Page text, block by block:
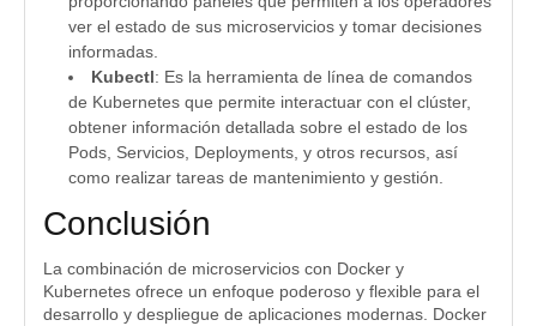
ver el estado de sus microservicios y tomar decisiones
informadas.
Kubectl: Es la herramienta de línea de comandos
de Kubernetes que permite interactuar con el clúster,
obtener información detallada sobre el estado de los
Pods, Servicios, Deployments, y otros recursos, así
como realizar tareas de mantenimiento y gestión.
Conclusión
La combinación de microservicios con Docker y
Kubernetes ofrece un enfoque poderoso y flexible para el
desarrollo y despliegue de aplicaciones modernas. Docker